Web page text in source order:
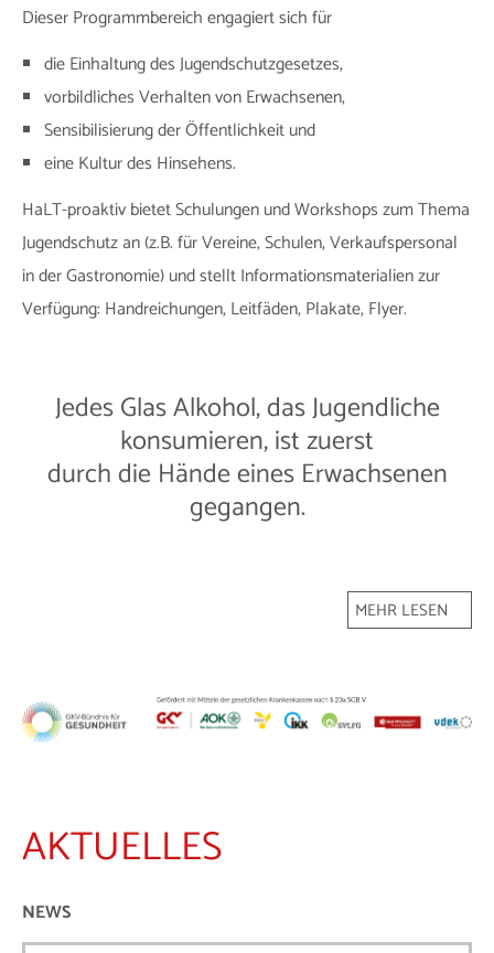
Dieser Programmbereich engagiert sich für
die Einhaltung des Jugendschutzgesetzes,
vorbildliches Verhalten von Erwachsenen,
Sensibilisierung der Öffentlichkeit und
eine Kultur des Hinsehens.
HaLT-proaktiv bietet Schulungen und Workshops zum Thema
Jugendschutz an (z.B. für Vereine, Schulen, Verkaufspersonal
in der Gastronomie) und stellt Informationsmaterialien zur
Verfügung: Handreichungen, Leitfäden, Plakate, Flyer.
Jedes Glas Alkohol, das Jugendliche
konsumieren, ist zuerst
durch die Hände eines Erwachsenen
gegangen.
MEHR LESEN
AKTUELLES
NEWS